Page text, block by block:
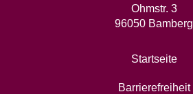
Ohmstr. 3
96050 Bamberg
Startseite
Barrierefreiheit